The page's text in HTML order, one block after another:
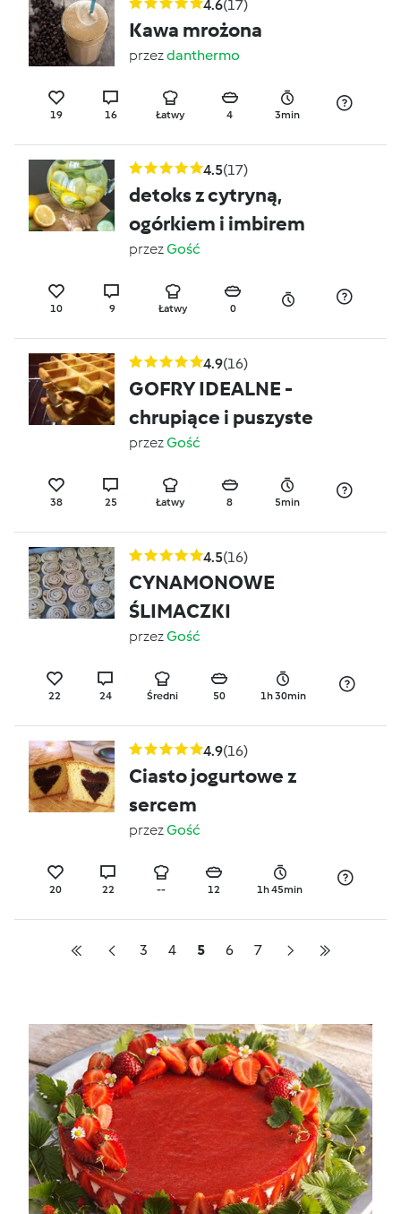
4.6(17)
Kawa mrożona
przezdanthermo
19 16 Łatwy 4 3min
4.5(17)
detoks z cytryną,
ogórkiem i imbirem
przezGość
10 9 Łatwy 0
4.9(16)
GOFRY IDEALNE -
chrupiące i puszyste
przezGość
38 25 Łatwy 8 5min
4.5(16)
CYNAMONOWE
ŚLIMACZKI
przezGość
22 24 Średni 50 1h 30min
4.9(16)
Ciasto jogurtowe z
sercem
przezGość
20 22 -- 12 1h 45min
3 4 5 6 7